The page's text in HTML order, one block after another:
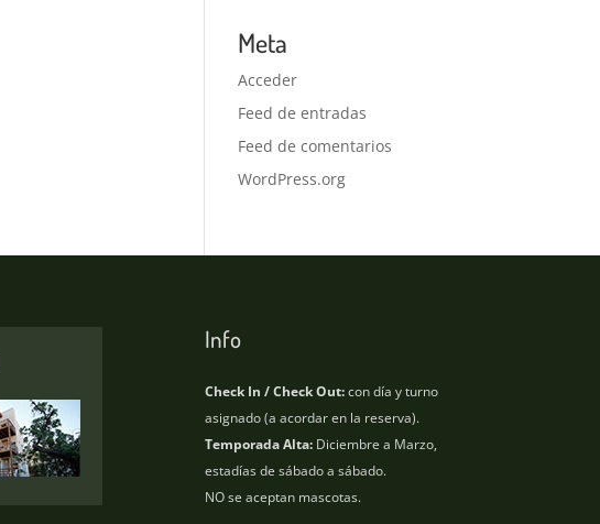
Meta
Acceder
Feed de entradas
Feed de comentarios
WordPress.org
Info
Check In / Check Out:con día y turno
asignado (a acordar en la reserva).
Temporada Alta: Diciembre a Marzo,
estadías de sábado a sábado.
NO se aceptan mascotas.